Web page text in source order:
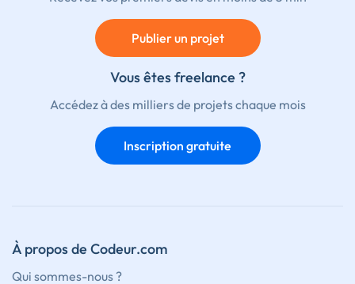
Publier un projet
Vous êtes freelance ?
Accédez à des milliers de projets chaque mois
Inscription gratuite
À propos de Codeur.com
Qui sommes-nous ?